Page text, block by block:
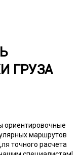
ГРУЗА
ориентировочные
маршрутов
точного расчета